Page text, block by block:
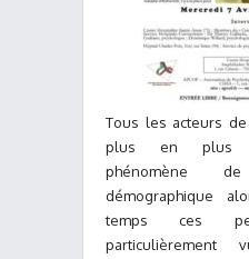
Tous les acteurs
plus en plus
phénomène de
démographique
temps ces
particulièrement